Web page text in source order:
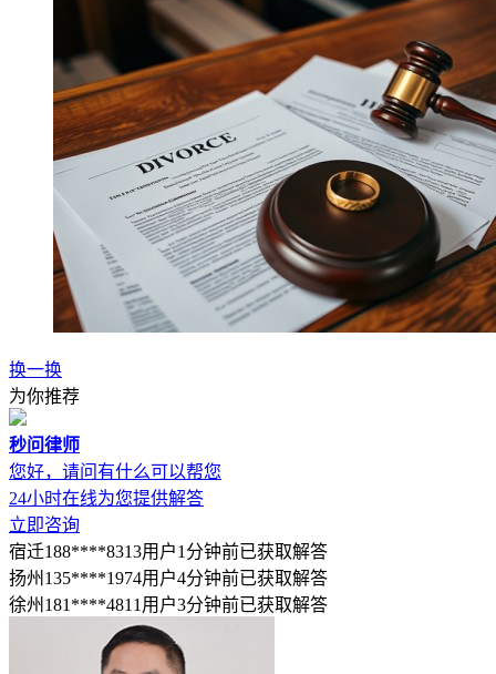
换一换
为你推荐
秒问律师
您好，请问有什么可以帮您
24小时在线为您提供解答
立即咨询
宿迁188****8313用户1分钟前已获取解答
扬州135****1974用户4分钟前已获取解答
徐州181****4811用户3分钟前已获取解答